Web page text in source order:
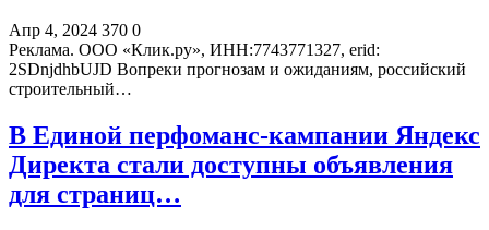
Апр 4, 2024 370 0
Реклама. ООО «Клик.ру», ИНН:7743771327, erid:
2SDnjdhbUJD Вопреки прогнозам и ожиданиям, российский
строительный…
В Единой перфоманс-кампании Яндекс
Директа стали доступны объявления
для страниц…